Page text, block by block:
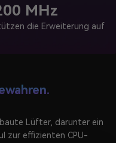
MHz
die Erweiterung auf
Lüfter, darunter ein
zur effizienten CPU-